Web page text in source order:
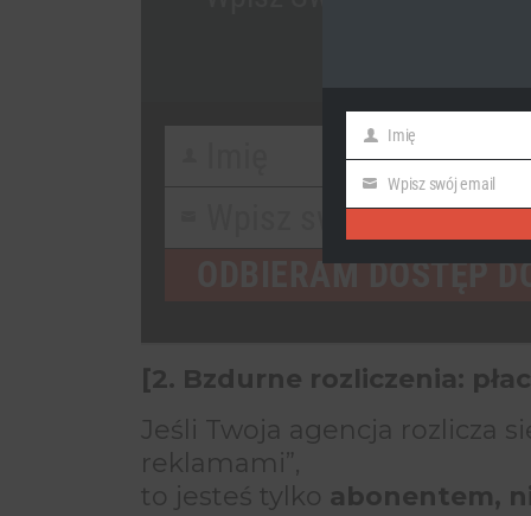
Wpisz swój email
ODBIERAM DOSTĘP
[2. Bzdurne rozliczenia:
Jeśli Twoja agencja rozlicza
reklamami”,
to jesteś tylko abonentem,
First
Name
Imię
Email
Wpisz swój email